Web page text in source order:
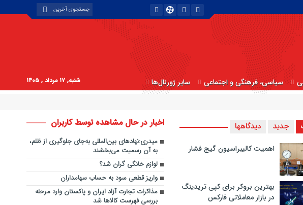
سیاسی، فرهنگی و اجتماعی سایر ژورنال‌ها شنبه, ۱۷ مرداد , ۱۴۰۵
جدید دیدگاهها
اهمیت کالیبراسیون گیج فشار
بهترین بروکر برای کپی‌ تریدینگ
در بازار معاملاتی فارکس
اخبار در حال مشاهده توسط کاربران
میدری:نهادهای بین‌المللی به‌جای جلوگیری از ظلم،
به آن رسمیت می‌بخشند
لوازم خانگی گران شد؟
واریز قطعی سود به حساب سهامداران
مذاکرات تجارت آزاد ایران و پاکستان وارد مرحله
بررسی فهرست کالاها شد